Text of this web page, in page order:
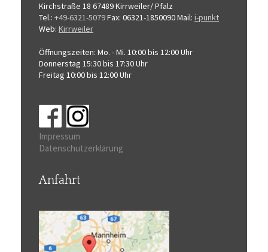
Kirchstraße 18 67489 Kirrweiler/ Pfalz
Tel.: +49-6321-5079Fax: 06321-1850090Mail: i-punkt
Web: Kirrweiler
Öffnungszeiten: Mo. - Mi. 10:00 bis 12:00 Uhr
Donnerstag 15:30 bis 17:30 Uhr
Freitag 10:00 bis 12:00 Uhr
Impressum
Datenschutzerklärung
Anfahrt